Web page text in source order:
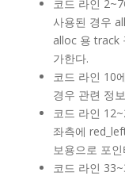
코드 라인 2~7
사용된 경우
alloc 용 track
가한다.
코드 라인 10
경우 관련 정
코드 라인
좌측에
보용으로 포
코드 라인